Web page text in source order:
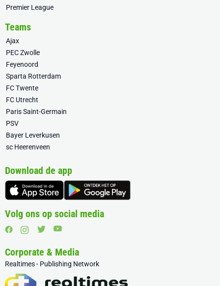
Premier League
Teams
Ajax
PEC Zwolle
Feyenoord
Sparta Rotterdam
FC Twente
FC Utrecht
Paris Saint-Germain
PSV
Bayer Leverkusen
sc Heerenveen
Download de app
Volg ons op social media
Corporate & Media
Realtimes - Publishing Network